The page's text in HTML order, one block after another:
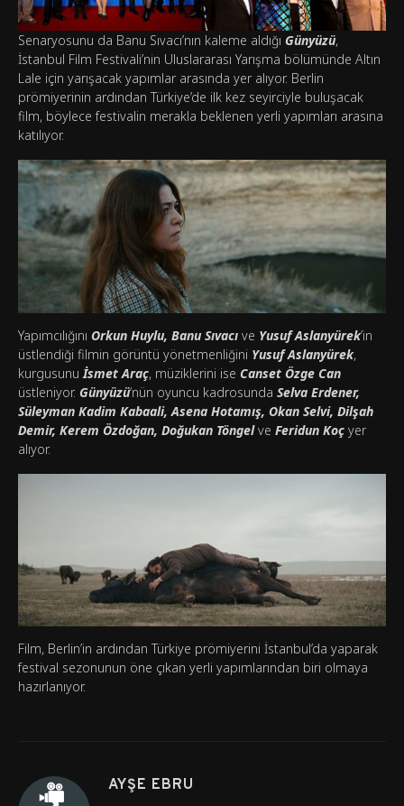
Senaryosunu da Banu Sıvacı’nın kaleme aldığı Günyüzü,
İstanbul Film Festivali’nin Uluslararası Yarışma bölümünde Altın
Lale için yarışacak yapımlar arasında yer alıyor. Berlin
prömiyerinin ardından Türkiye’de ilk kez seyirciyle buluşacak
film, böylece festivalin merakla beklenen yerli yapımları arasına
katılıyor.
Yapımcılığını Orkun Huylu, Banu Sıvacı ve Yusuf Aslanyürek’in
üstlendiği filmin görüntü yönetmenliğini Yusuf Aslanyürek,
kurgusunu İsmet Araç, müziklerini ise Canset Özge Can
üstleniyor. Günyüzü‘nün oyuncu kadrosunda Selva Erdener,
Süleyman Kadim Kabaali, Asena Hotamış, Okan Selvi, Dilşah
Demir, Kerem Özdoğan, Doğukan Töngelve Feridun Koç yer
alıyor.
Film, Berlin’in ardından Türkiye prömiyerini İstanbul’da yaparak
festival sezonunun öne çıkan yerli yapımlarından biri olmaya
hazırlanıyor.
AYŞE EBRU